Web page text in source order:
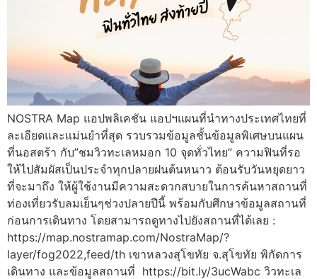
NOSTRA Map แอปพลิเคชัน แอปฯแผนที่นำทางประเทศไทยที่
ละเอียดและแม่นยำที่สุด รวบรวมข้อมูลชั้นข้อมูลพิเศษบนแผน
ที่นอสตร้า กับ”ชมวิวทะเลหมอก 10 จุดทั่วไทย” ความฟินที่รอ
ให้ไปสัมผัสเป็นประจำทุกปลายฝนต้นหนาว ต้อนรับวันหยุดยาว
ที่จะมาถึง ให้ผู้ใช้งานมีความสะดวกสบายในการค้นหาสถานที่
ท่องเที่ยวรับลมเย็นๆช่วงปลายปีนี้ พร้อมกับศึกษาข้อมูลสถานที่
ก่อนการเดินทาง โดยสามารถดูทางไปยังสถานที่ได้เลย :
https://map.nostramap.com/NostraMap/?
layer/fog2022,feed/th เขาหลวงสุโขทัย จ.สุโขทัย พิกัดการ
เดินทาง และข้อมูลสถานที่ https://bit.ly/3ucWabc วิวทะเล